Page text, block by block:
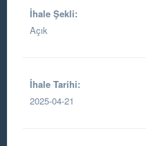
İhale Şekli:
Açık
İhale Tarihi:
2025-04-21